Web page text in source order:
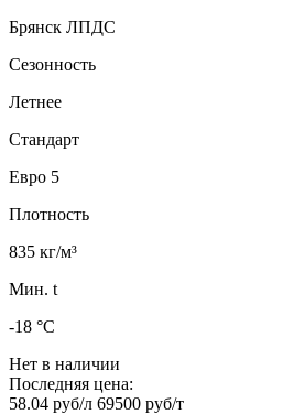
Брянск ЛПДС
Сезонность
Летнее
Стандарт
Евро 5
Плотность
835 кг/м³
Мин. t
-18 °C
Нет в наличии
Последняя цена:
58.04 руб/л 69500 руб/т